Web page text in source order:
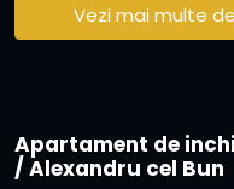
Vezi mai multe
Apartament de
/ Alexandru cel Bun